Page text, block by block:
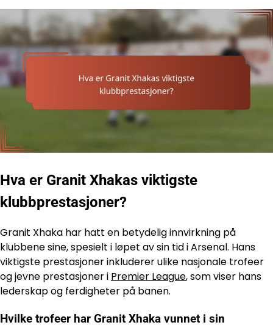
Hva er Granit Xhakas viktigste
klubbprestasjoner?
Granit Xhaka har hatt en betydelig innvirkning på
klubbene sine, spesielt i løpet av sin tid i Arsenal. Hans
viktigste prestasjoner inkluderer ulike nasjonale trofeer
og jevne prestasjoner i Premier League, som viser hans
lederskap og ferdigheter på banen.
Hvilke trofeer har Granit Xhaka vunnet i sin